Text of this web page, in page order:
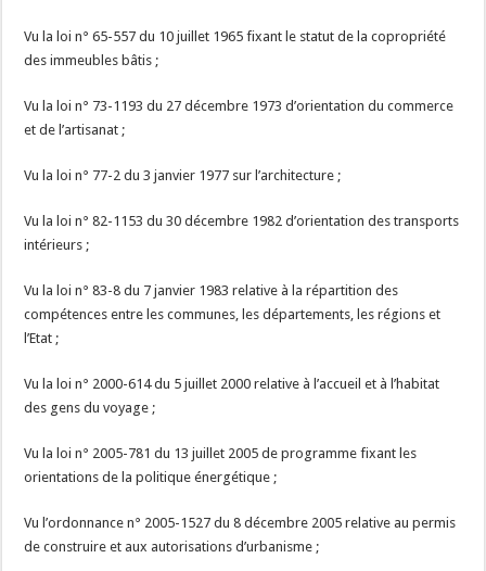
Vu la loi n° 65-557 du 10 juillet 1965 fixant le statut de la copropriété
des immeubles bâtis ;
Vu la loi n° 73-1193 du 27 décembre 1973 d’orientation du commerce
et de l’artisanat ;
Vu la loi n° 77-2 du 3 janvier 1977 sur l’architecture ;
Vu la loi n° 82-1153 du 30 décembre 1982 d’orientation des transports
intérieurs ;
Vu la loi n° 83-8 du 7 janvier 1983 relative à la répartition des
compétences entre les communes, les départements, les régions et
l’Etat ;
Vu la loi n° 2000-614 du 5 juillet 2000 relative à l’accueil et à l’habitat
des gens du voyage ;
Vu la loi n° 2005-781 du 13 juillet 2005 de programme fixant les
orientations de la politique énergétique ;
Vu l’ordonnance n° 2005-1527 du 8 décembre 2005 relative au permis
de construire et aux autorisations d’urbanisme ;